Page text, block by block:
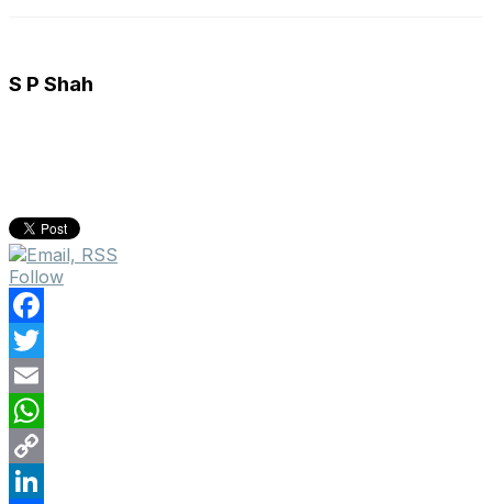
S P Shah
Follow
Facebook
Twitter
Email
WhatsApp
Copy